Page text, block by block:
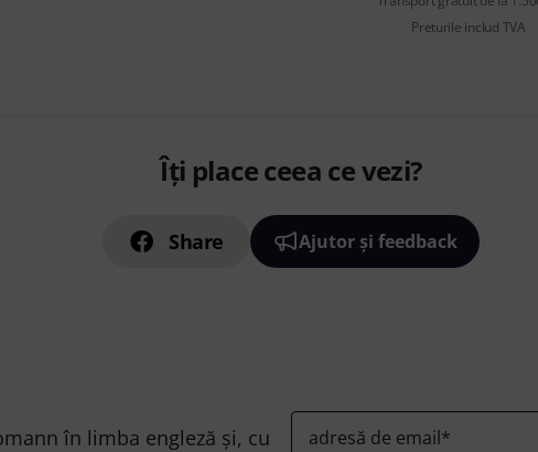
Preturile includ TVA
Îți place ceea ce vezi?
Share Ajutor și feedback
în limba engleză și, cu
adresă de email*